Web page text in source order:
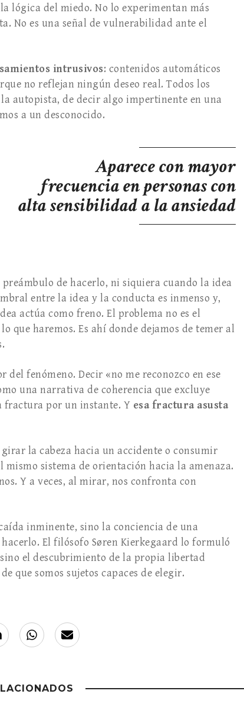
lógica del miedo. No lo experimentan más
No es una señal de vulnerabilidad ante el
intrusivos: contenidos automáticos
no reflejan ningún deseo real. Todos los
autopista, de decir algo impertinente en una
a un desconocido.
Aparece con mayor
frecuencia en personas con
alta sensibilidad a la ansiedad
de hacerlo, ni siquiera cuando la idea
entre la idea y la conducta es inmenso y,
actúa como freno. El problema no es el
que haremos. Es ahí donde dejamos de temer al
fenómeno. Decir «no me reconozco en ese
una narrativa de coherencia que excluye
fractura por un instante. Y esa fractura asusta
la cabeza hacia un accidente o consumir
sistema de orientación hacia la amenaza.
Y a veces, al mirar, nos confronta con
inminente, sino la conciencia de una
El filósofo Søren Kierkegaard lo formuló
el descubrimiento de la propia libertad
que somos sujetos capaces de elegir.